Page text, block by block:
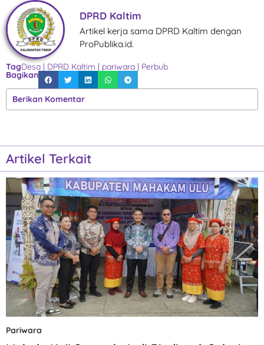
DPRD Kaltim
Artikel kerja sama DPRD Kaltim dengan
ProPublika.id.
TagDesa DPRD Kaltim pariwara Perbub
Bagikan
Berikan Komentar
Artikel Terkait
Pariwara